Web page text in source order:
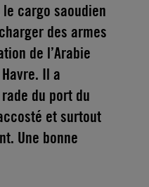
cargo saoudien
des armes
de l’Arabie
Il a
du port du
et surtout
Une bonne